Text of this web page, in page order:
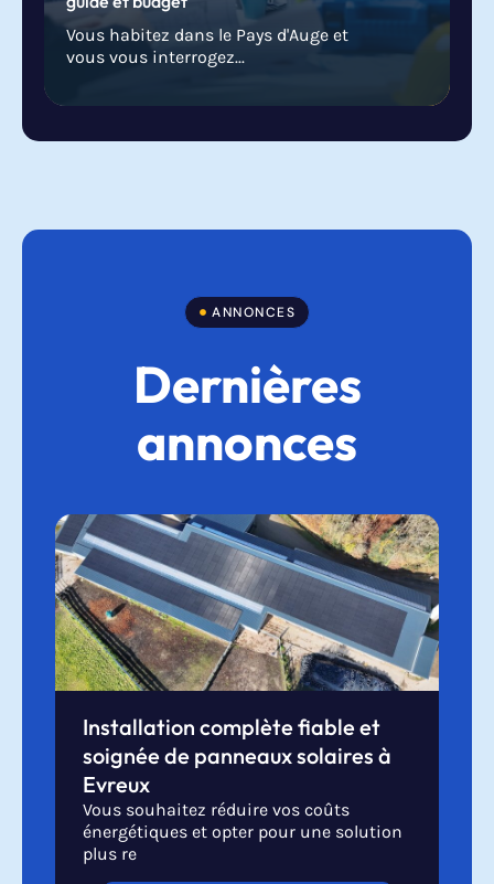
Vous habitez dans le Pays d'Auge et
vous vous interrogez...
ANNONCES
Dernières
annonces
Installation complète fiable et
soignée de panneaux solaires à
Evreux
Vous souhaitez réduire vos coûts
énergétiques et opter pour une solution
plus re